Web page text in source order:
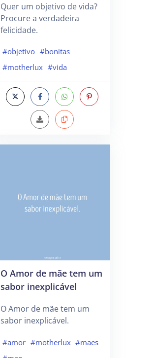
Quer um objetivo de vida?
Procure a verdadeira
felicidade.
#objetivo #bonitas
#motherlux #vida
O Amor de mãe tem um
sabor inexplicável
O Amor de mãe tem um
sabor inexplicável.
#amor #motherlux #maes